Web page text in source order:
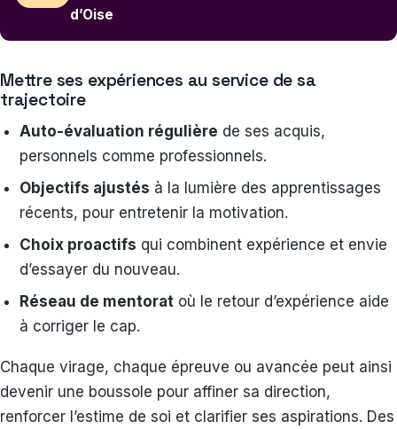
d’Oise
Mettre ses expériences au service de sa
trajectoire
Auto-évaluation régulière de ses acquis,
personnels comme professionnels.
Objectifs ajustés à la lumière des apprentissages
récents, pour entretenir la motivation.
Choix proactifs qui combinent expérience et envie
d’essayer du nouveau.
Réseau de mentorat où le retour d’expérience aide
à corriger le cap.
Chaque virage, chaque épreuve ou avancée peut ainsi
devenir une boussole pour affiner sa direction,
renforcer l’estime de soi et clarifier ses aspirations. Des